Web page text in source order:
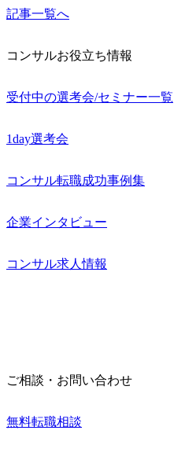
記事一覧へ
コンサルお役立ち情報
受付中の選考会/セミナー一覧
1day選考会
コンサル転職成功事例集
企業インタビュー
コンサル求人情報
ご相談・お問い合わせ
無料転職相談